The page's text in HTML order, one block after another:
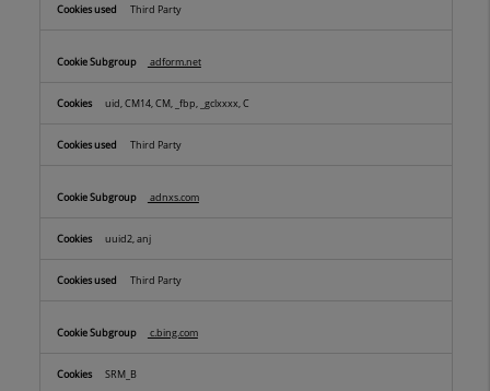
Third Party
adform.net
uid, CM14, CM, _fbp, _gclxxxx, C
Third Party
adnxs.com
uuid2, anj
Third Party
c.bing.com
SRM_B